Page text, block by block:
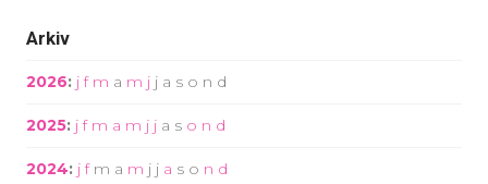
Arkiv
2026: j f m a m j j a s o n d
2025: j f m a m j j a s o n d
2024: j f m a m j j a s o n d